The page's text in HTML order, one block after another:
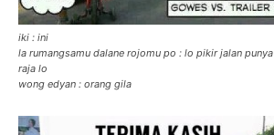
iki : ini
la rumangsamu dalane rojomu po : lo pikir jalan punya
raja lo
wong edyan : orang gila